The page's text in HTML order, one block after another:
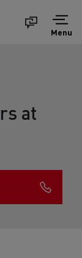
Menu
at